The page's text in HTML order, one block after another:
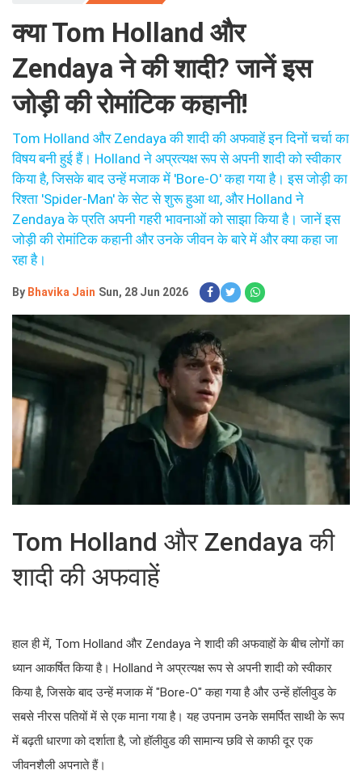
क्या Tom Holland और
Zendaya ने की शादी? जानें इस
जोड़ी की रोमांटिक कहानी!
Tom Holland और Zendaya की शादी की अफवाहें इन दिनों चर्चा का
विषय बनी हुई हैं। Holland ने अप्रत्यक्ष रूप से अपनी शादी को स्वीकार
किया है, जिसके बाद उन्हें मजाक में 'Bore-O' कहा गया है। इस जोड़ी का
रिश्ता 'Spider-Man' के सेट से शुरू हुआ था, और Holland ने
Zendaya के प्रति अपनी गहरी भावनाओं को साझा किया है। जानें इस
जोड़ी की रोमांटिक कहानी और उनके जीवन के बारे में और क्या कहा जा
रहा है।
By Bhavika Jain Sun, 28 Jun 2026
Tom Holland और Zendaya की
शादी की अफवाहें
हाल ही में, Tom Holland और Zendaya ने शादी की अफवाहों के बीच लोगों का
ध्यान आकर्षित किया है। Holland ने अप्रत्यक्ष रूप से अपनी शादी को स्वीकार
किया है, जिसके बाद उन्हें मजाक में "Bore-O" कहा गया है और उन्हें हॉलीवुड के
सबसे नीरस पतियों में से एक माना गया है। यह उपनाम उनके समर्पित साथी के रूप
में बढ़ती धारणा को दर्शाता है, जो हॉलीवुड की सामान्य छवि से काफी दूर एक
जीवनशैली अपनाते हैं।